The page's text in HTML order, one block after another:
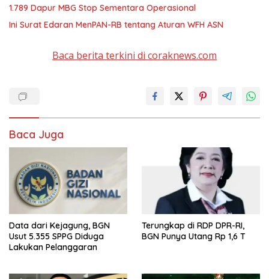
1.789 Dapur MBG Stop Sementara Operasional
Ini Surat Edaran MenPAN-RB tentang Aturan WFH ASN
Baca berita terkini di coraknews.com
Baca Juga
Data dari Kejagung, BGN
Usut 5.355 SPPG Diduga
Lakukan Pelanggaran
Terungkap di RDP DPR-RI,
BGN Punya Utang Rp 1,6 T